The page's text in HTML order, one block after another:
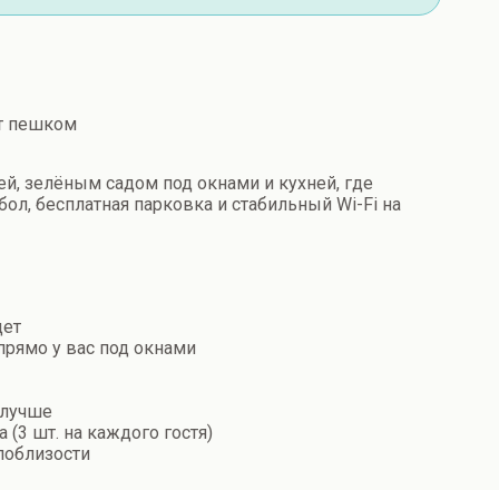
пешком
зелёным садом под окнами и кухней, где
бесплатная парковка и стабильный Wi-Fi на
у вас под окнами
шт. на каждого гостя)